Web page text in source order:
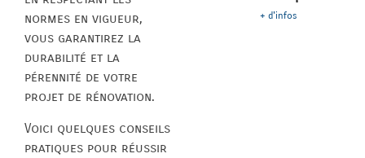
normes en vigueur,
vous garantirez la
durabilité et la
pérennité de votre
projet de rénovation.
Voici quelques conseils
pratiques pour réussir
+ d'infos